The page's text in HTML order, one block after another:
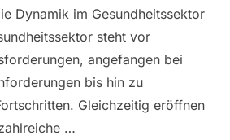
Dynamik im Gesundheitssektor
steht vor
angefangen bei
bis hin zu
Gleichzeitig eröffnen
…